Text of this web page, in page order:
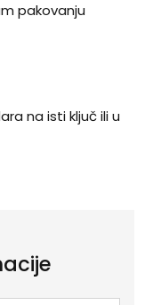
pakovanju
na isti ključ ili u